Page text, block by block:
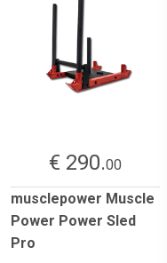
€ 290.00
musclepower Muscle
Power Power Sled
Pro